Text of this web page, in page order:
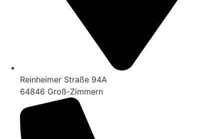
Reinheimer Straße 94A
64846 Groß-Zimmern